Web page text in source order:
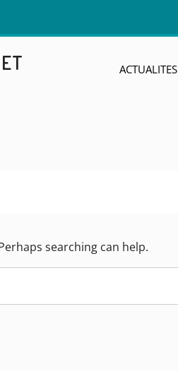
ACTUALITES
searching can help.